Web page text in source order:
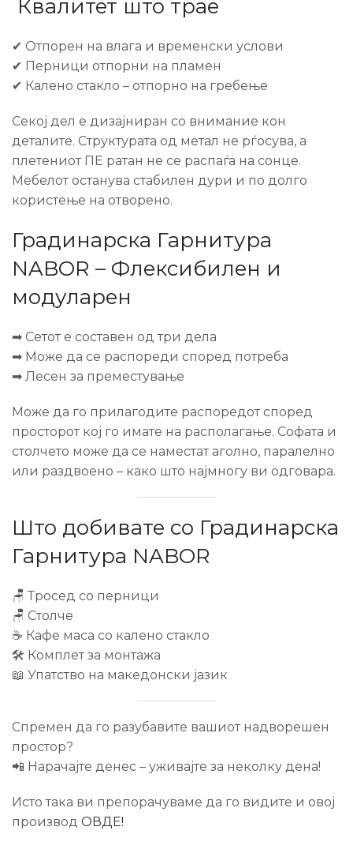
Квалитет што трае
✔ Отпорен на влага и временски услови
✔ Перници отпорни на пламен
✔ Калено стакло – отпорно на гребење
Секој дел е дизајниран со внимание кон
деталите. Структурата од метал не рѓосува, а
плетениот ПЕ ратан не се распаѓа на сонце.
Мебелот останува стабилен дури и по долго
користење на отворено.
Градинарска Гарнитура
NABOR – Флексибилен и
модуларен
➡ Сетот е составен од три дела
➡ Може да се распореди според потреба
➡ Лесен за преместување
Може да го прилагодите распоредот според
просторот кој го имате на располагање. Софата и
столчето може да се наместат аголно, паралелно
или раздвоено – како што најмногу ви одговара.
Што добивате со Градинарска
Гарнитура NABOR
🪑 Тросед со перници
🪑 Столче
☕ Кафе маса со калено стакло
🛠️ Комплет за монтажа
📖 Упатство на македонски јазик
Спремен да го разубавите вашиот надворешен
простор?
📲 Нарачајте денес – уживајте за неколку дена!
Исто така ви препорачуваме да го видите и овој
производ ОВДЕ!